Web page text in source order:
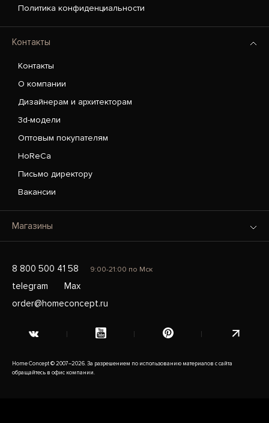
Политика конфиденциальности
Контакты
Контакты
О компании
Дизайнерам и архитекторам
3d-модели
Оптовым покупателям
HoReCa
Письмо директору
Вакансии
Магазины
8 800 500 41 58 9:00-21:00 по Мск
telegram
Max
order@homeconcept.ru
Home Concept © 2007–2026. За разрешением по использованию материалов с сайта
обращайтесь в офис компании.